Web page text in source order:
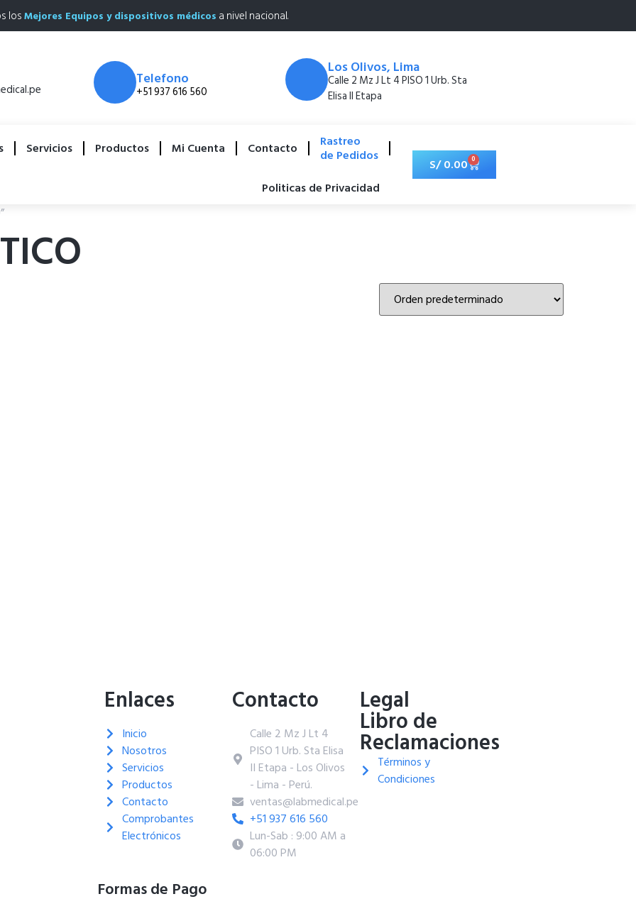
losMejores Equipos y dispositivos médicos a nivel nacional.
Telefono
+51 937 616 560
Los Olivos, Lima
Calle 2 Mz J Lt 4 PISO 1 Urb. Sta
Elisa II Etapa
Servicios Productos Mi Cuenta Contacto Rastreo
de Pedidos
Politicas de Privacidad
S/0.00 0
Enlaces
Inicio
Nosotros
Servicios
Productos
Contacto
Comprobantes
Electrónicos
Contacto
Calle 2 Mz J Lt 4
PISO 1 Urb. Sta Elisa
II Etapa - Los Olivos
- Lima - Perú.
ventas@labmedical.pe
+51 937 616 560
Lun-Sab : 9:00 AM a
06:00 PM
Legal
Libro de
Reclamaciones
Términos y
Condiciones
Formas de Pago